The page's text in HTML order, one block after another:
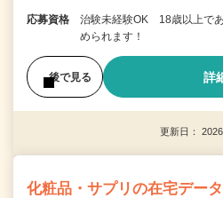
応募資格
治験未経験OK 18歳以上で
められます！
後で見る 詳
更新日：
化粧品・サプリの在宅デー